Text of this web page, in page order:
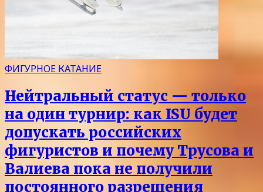
ФИГУРНОЕ КАТАНИЕ
Нейтральный статус — только
на один турнир: как ISU будет
допускать российских
фигуристов и почему Трусова и
Валиева пока не получили
постоянного разрешения